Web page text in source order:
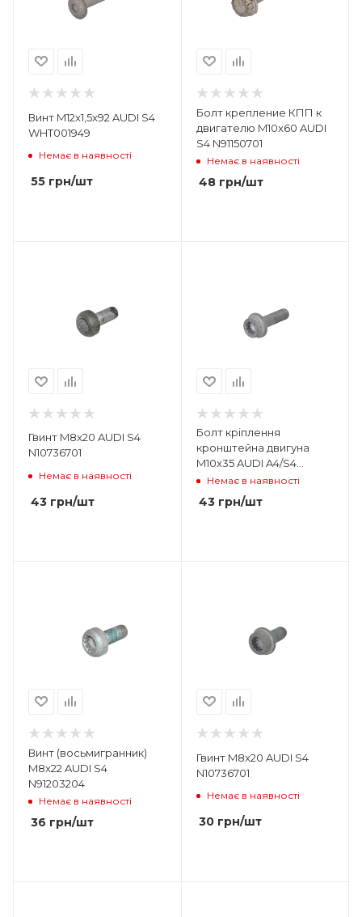
Винт M12x1,5x92 AUDI S4
WHT001949
Немає в наявності
55 грн/шт
Болт крепление КПП к
двигателю M10x60 AUDI
S4 N91150701
Немає в наявності
48грн/шт
Гвинт M8x20 AUDI S4
N10736701
Немає в наявності
43 грн/шт
Болт кріплення
кронштейна двигуна
M10x35 AUDI A4/S4
N10702603
Немає в наявності
43грн/шт
Винт (восьмигранник)
M8x22 AUDI S4
N91203204
Немає в наявності
36 грн/шт
Гвинт M8x20 AUDI S4
N10736701
Немає в наявності
30грн/шт